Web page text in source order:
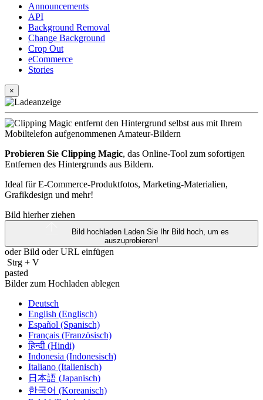
Announcements
API
Background Removal
Change Background
Crop Out
eCommerce
Stories
×
Probieren Sie Clipping Magic, das Online-Tool zum sofortigen
Entfernen des Hintergrunds aus Bildern.
Ideal für E-Commerce-Produktfotos, Marketing-Materialien,
Grafikdesign und mehr!
Bild hierher ziehen
Bild hochladen Laden Sie Ihr Bild hoch, um es
auszuprobieren!
oder Bild oderURL einfügen
Strg + V
pasted
Bilder zum Hochladen ablegen
Deutsch
English (Englisch)
Español (Spanisch)
Français (Französisch)
हिन्दी (Hindi)
Indonesia (Indonesisch)
Italiano (Italienisch)
日本語 (Japanisch)
한국어 (Koreanisch)